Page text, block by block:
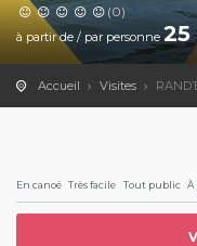
(0)
à partir de / par personne 25
Accueil Visites
En canoë Très facile Tout public À